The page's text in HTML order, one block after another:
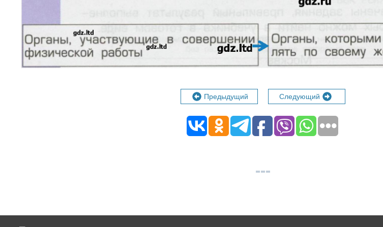
Предыдущий Следующий